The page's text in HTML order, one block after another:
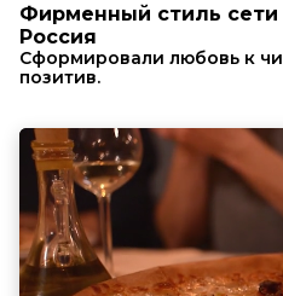
Фирменный стиль сети
Россия
Сформировали любовь к
позитив.